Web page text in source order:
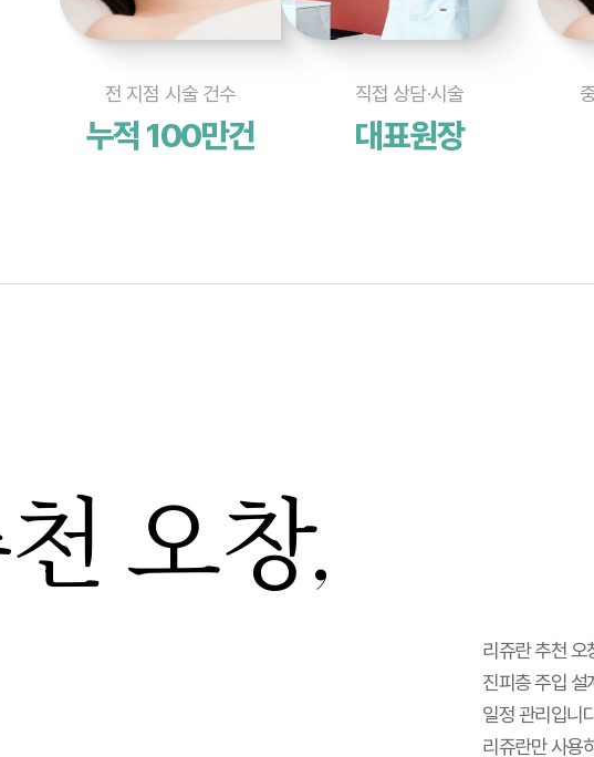
전 지점 시술 건수
누적 100만건
직접 상담·시술
대표원장
오창,
리쥬란 추천 오
진피층 주입 설
일정 관리입니
리쥬란만 사용